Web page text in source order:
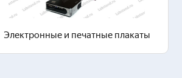
Электронные и печатные плакаты